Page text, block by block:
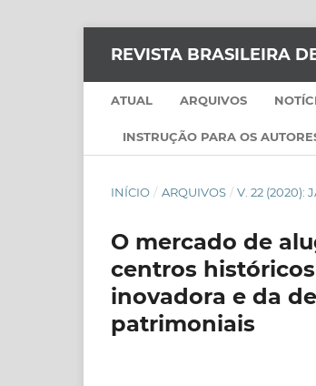
REVISTA BRASILEIRA
ATUAL ARQUIVOS
INSTRUÇÃO PARA OS
INÍCIO / ARQUIVOS / V. 22 (2020):
O mercado de
centros
inovadora e da
patrimoniais